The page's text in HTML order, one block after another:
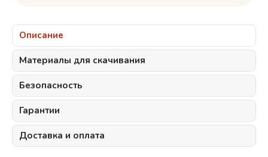
Описание
Материалы для скачивания
Безопасность
Гарантии
Доставка и оплата